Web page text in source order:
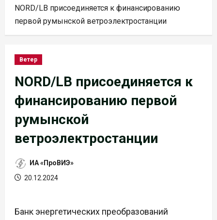
NORD/LB присоединяется к финансированию
первой румынской ветроэлектростанции
Ветер
NORD/LB присоединяется к
финансированию первой
румынской
ветроэлектростанции
ИА «ПроВИЭ»
20.12.2024
Банк энергетических преобразований